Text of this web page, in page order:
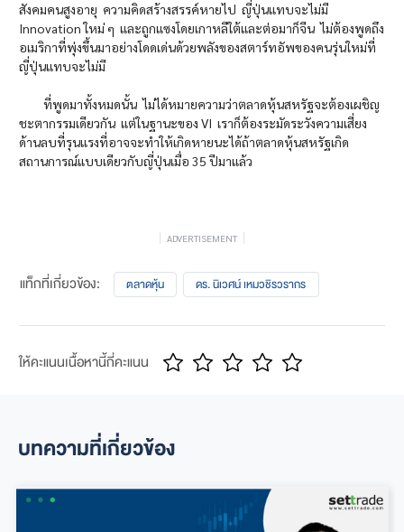
สังคมคนสูงอายุ ความคิดสร้างสรรค์หายไป ญี่ปุ่นแทบจะไม่มี
Innovation ใหม่ ๆ และถูกแซงโดยเกาหลีใต้และต่อมาก็จีน ไม่ต้องพูดถึง
อเมริกาที่พุ่งขึ้นมาอย่างโดดเด่นด้วยพลังของสตาร์ทอัพของคนรุ่นใหม่ที่
ญี่ปุ่นแทบจะไม่มี
ที่พูดมาทั้งหมดนั้น ไม่ได้หมายความว่าตลาดหุ้นสหรัฐจะต้องเผชิญ
ชะตากรรมเดียวกัน แต่ในฐานะของ VI เราก็ต้องระมัดระวังความเสี่ยง
ด้านลบที่รุนแรงที่อาจจะทำให้เกิดหายนะได้ถ้าตลาดหุ้นสหรัฐเกิด
สถานการณ์แบบเดียวกับญี่ปุ่นเมื่อ 35 ปีมาแล้ว
ADVERTISEMENT
แท็กที่เกี่ยวข้อง: ตลาดหุ้น ดร. นิเวศน์ เหมวชิรวรากร
ให้คะแนนเนื้อหานี้กี่คะแนน
บทความที่เกี่ยวข้อง